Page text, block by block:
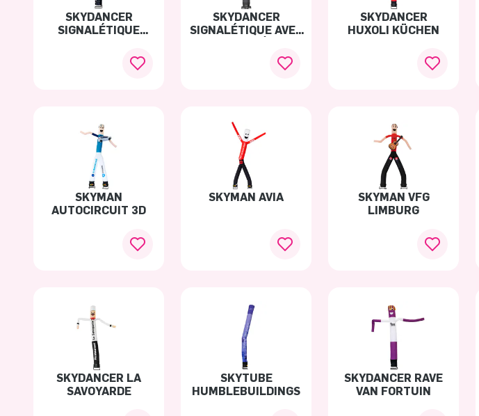
SKYDANCER
SIGNALÉTIQUE
SKYDANCER
SIGNALÉTIQUE AVEC
INTERCHANGEABLES
SKYDANCER
HUXOLI KÜCHEN
SKYMAN
AUTOCIRCUIT 3D
SKYMAN AVIA
SKYMAN VFG
LIMBURG
SKYDANCER LA
SAVOYARDE
SKYTUBE
HUMBLEBUILDINGS
SKYDANCER RAVE
VAN FORTUIN